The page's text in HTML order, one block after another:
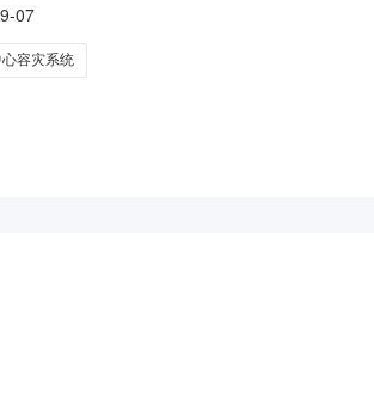
会名单：郑传书、季晓雷、项明、陈金科、郑
有限公司
07
容灾系统